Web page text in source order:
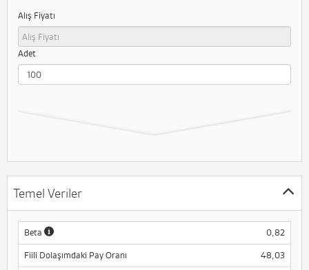
Alış Fiyatı
Adet
Temel Veriler
Beta 0,82
Fiili Dolaşımdaki Pay Oranı 48,03